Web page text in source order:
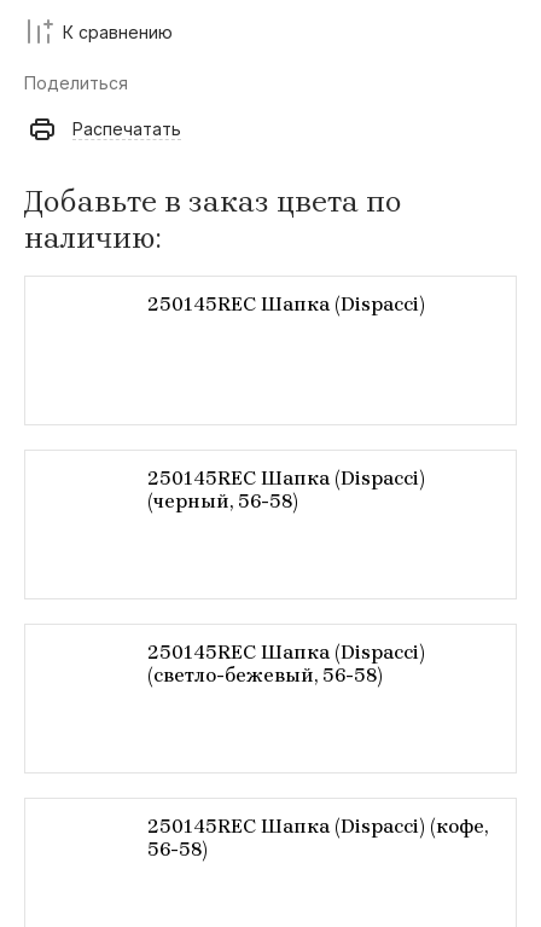
К сравнению
Поделиться
Распечатать
Добавьте в заказ цвета по
наличию:
250145REC Шапка (Dispacci)
250145REC Шапка (Dispacci)
(черный, 56-58)
250145REC Шапка (Dispacci)
(светло-бежевый, 56-58)
250145REC Шапка (Dispacci) (кофе,
56-58)